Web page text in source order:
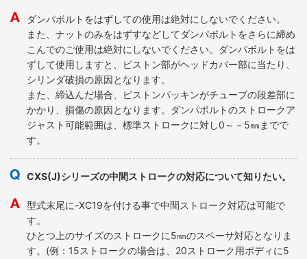
ダンパボルトをはずしての使用は絶対にしないでください。
また、ナットのみをはずすなどしてダンパボルトをさらに締め
こんでのご使用は絶対にしないでください。ダンパボルトをは
ずして使用しますと、ピストン部がヘッドカバー部に当たり、
シリンダ破損の原因となります。
また、締込んだ場合、ピストンパッキンがチューブの段差部に
かかり、損傷の原因となります。ダンパボルトのストロークア
ジャスト可能範囲は、標準ストロークに対し0～－5㎜までで
す。
CXS(J)シリーズの中間ストロークの対応について知りたい。
型式末尾に-XC19を付ける事で中間ストローク対応は可能で
す。
ひとつ上のサイズのストロークに5㎜のスペーサ対応となりま
す。(例：15ストロークの場合は、20ストローク用ボディに5